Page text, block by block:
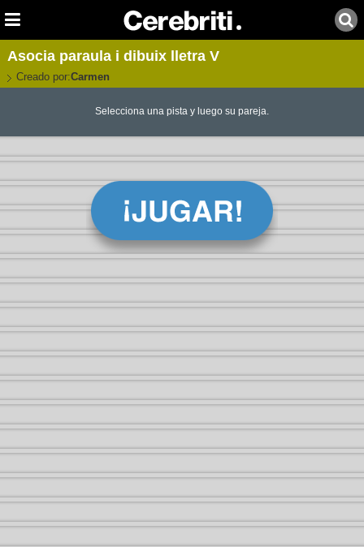
Asocia paraula i dibuix lletra V
Creado por:Carmen
Selecciona una pista y luego su pareja.